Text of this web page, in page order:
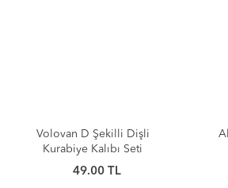
Volovan D Şekilli Dişli
Kurabiye Kalıbı Seti
49.00 TL